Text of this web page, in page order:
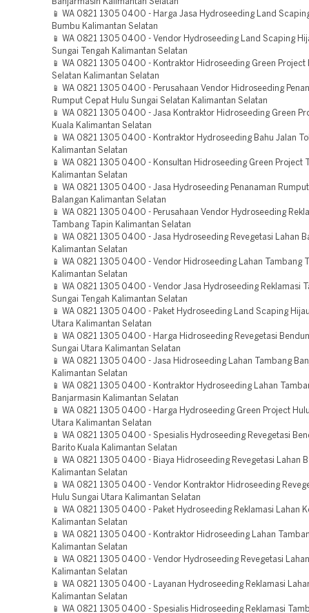
Banjarmasin Kalimantan Selatan
📱 WA 0821 1305 0400 - Harga Jasa Hydroseeding Land
Bumbu Kalimantan Selatan
📱 WA 0821 1305 0400 - Vendor Hydroseeding Land Scaping
Sungai Tengah Kalimantan Selatan
📱 WA 0821 1305 0400 - Kontraktor Hidroseeding Green Project
Selatan Kalimantan Selatan
📱 WA 0821 1305 0400 - Perusahaan Vendor Hidroseeding
Rumput Cepat Hulu Sungai Selatan Kalimantan Selatan
📱 WA 0821 1305 0400 - Jasa Kontraktor Hidroseeding Green
Kuala Kalimantan Selatan
📱 WA 0821 1305 0400 - Kontraktor Hydroseeding Bahu Jalan
Kalimantan Selatan
📱 WA 0821 1305 0400 - Konsultan Hidroseeding Green Project
Kalimantan Selatan
📱 WA 0821 1305 0400 - Jasa Hydroseeding Penanaman
Balangan Kalimantan Selatan
📱 WA 0821 1305 0400 - Perusahaan Vendor Hydroseeding
Tambang Tapin Kalimantan Selatan
📱 WA 0821 1305 0400 - Jasa Hydroseeding Revegetasi Lahan
Kalimantan Selatan
📱 WA 0821 1305 0400 - Vendor Hidroseeding Lahan Tambang
Kalimantan Selatan
📱 WA 0821 1305 0400 - Vendor Jasa Hydroseeding Reklamasi
Sungai Tengah Kalimantan Selatan
📱 WA 0821 1305 0400 - Paket Hydroseeding Land Scaping
Utara Kalimantan Selatan
📱 WA 0821 1305 0400 - Harga Hidroseeding Revegetasi
Sungai Utara Kalimantan Selatan
📱 WA 0821 1305 0400 - Jasa Hidroseeding Lahan Tambang
Kalimantan Selatan
📱 WA 0821 1305 0400 - Kontraktor Hydroseeding Lahan
Banjarmasin Kalimantan Selatan
📱 WA 0821 1305 0400 - Harga Hydroseeding Green Project
Utara Kalimantan Selatan
📱 WA 0821 1305 0400 - Spesialis Hydroseeding Revegetasi
Barito Kuala Kalimantan Selatan
📱 WA 0821 1305 0400 - Biaya Hidroseeding Revegetasi Lahan
Kalimantan Selatan
📱 WA 0821 1305 0400 - Vendor Kontraktor Hidroseeding
Hulu Sungai Utara Kalimantan Selatan
📱 WA 0821 1305 0400 - Paket Hydroseeding Reklamasi Lahan
Kalimantan Selatan
📱 WA 0821 1305 0400 - Kontraktor Hidroseeding Lahan
Kalimantan Selatan
📱 WA 0821 1305 0400 - Vendor Hydroseeding Revegetasi
Kalimantan Selatan
📱 WA 0821 1305 0400 - Layanan Hydroseeding Reklamasi
Kalimantan Selatan
📱 WA 0821 1305 0400 - Spesialis Hidroseeding Reklamasi